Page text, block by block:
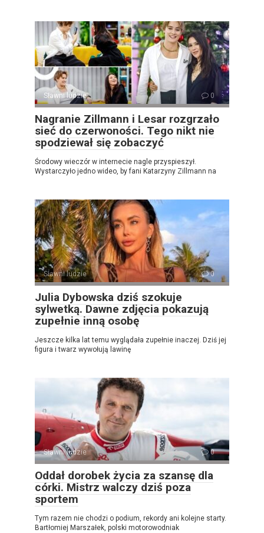
Sławni ludzie 0
Nagranie Zillmann i Lesar rozgrzało
sieć do czerwoności. Tego nikt nie
spodziewał się zobaczyć
Środowy wieczór w internecie nagle przyspieszył.
Wystarczyło jedno wideo, by fani Katarzyny Zillmann na
Sławni ludzie 0
Julia Dybowska dziś szokuje
sylwetką. Dawne zdjęcia pokazują
zupełnie inną osobę
Jeszcze kilka lat temu wyglądała zupełnie inaczej. Dziś jej
figura i twarz wywołują lawinę
Sławni ludzie 0
Oddał dorobek życia za szansę dla
córki. Mistrz walczy dziś poza
sportem
Tym razem nie chodzi o podium, rekordy ani kolejne starty.
Bartłomiej Marszałek, polski motorowodniak